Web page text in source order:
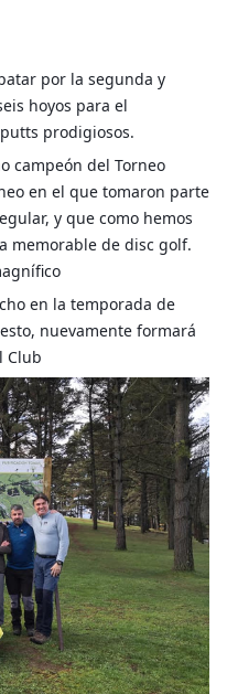
por la segunda y
hoyos para el
prodigiosos.
campeón del Torneo
en el que tomaron parte
y que como hemos
memorable de disc golf.
en la temporada de
nuevamente formará
Club